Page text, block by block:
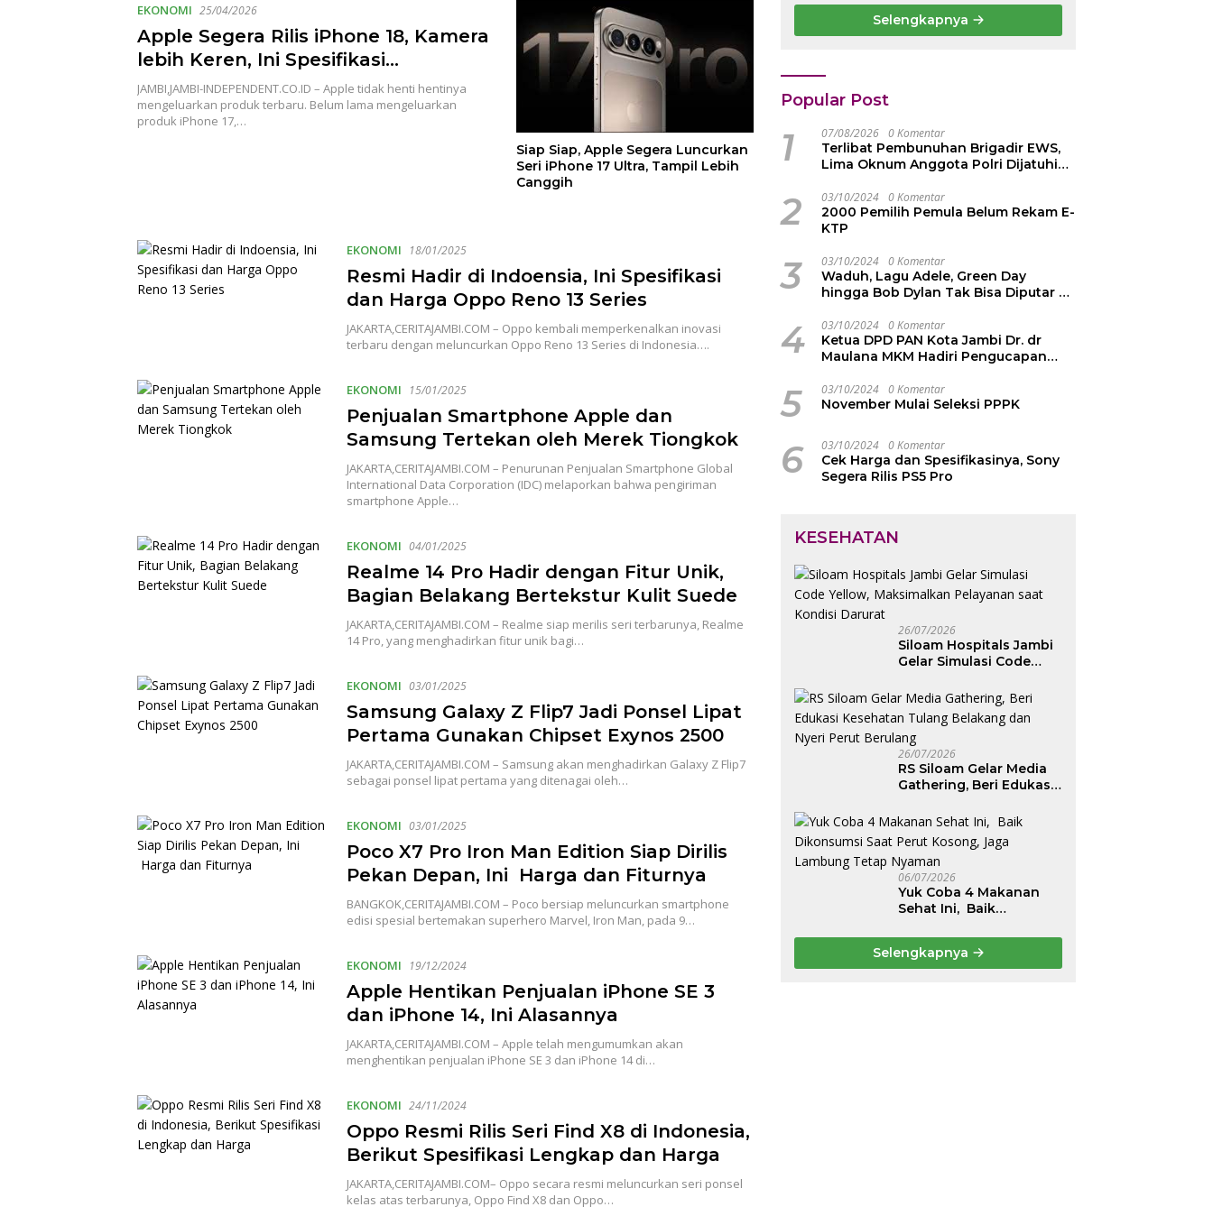
EKONOMI 25/04/2026
Apple Segera Rilis iPhone 18, Kamera
lebih Keren, Ini Spesifikasi
Lengkapnya
JAMBI,JAMBI-INDEPENDENT.CO.ID – Apple tidak henti hentinya
mengeluarkan produk terbaru. Belum lama mengeluarkan
produk iPhone 17,…
Siap Siap, Apple Segera Luncurkan
Seri iPhone 17 Ultra, Tampil Lebih
Canggih
EKONOMI 18/01/2025
Resmi Hadir di Indoensia, Ini Spesifikasi
dan Harga Oppo Reno 13 Series
JAKARTA,CERITAJAMBI.COM – Oppo kembali memperkenalkan inovasi
terbaru dengan meluncurkan Oppo Reno 13 Series di Indonesia….
EKONOMI 15/01/2025
Penjualan Smartphone Apple dan
Samsung Tertekan oleh Merek Tiongkok
JAKARTA,CERITAJAMBI.COM – Penurunan Penjualan Smartphone Global
International Data Corporation (IDC) melaporkan bahwa pengiriman
smartphone Apple…
EKONOMI 04/01/2025
Realme 14 Pro Hadir dengan Fitur Unik,
Bagian Belakang Bertekstur Kulit Suede
JAKARTA,CERITAJAMBI.COM – Realme siap merilis seri terbarunya, Realme
14 Pro, yang menghadirkan fitur unik bagi…
EKONOMI 03/01/2025
Samsung Galaxy Z Flip7 Jadi Ponsel Lipat
Pertama Gunakan Chipset Exynos 2500
JAKARTA,CERITAJAMBI.COM – Samsung akan menghadirkan Galaxy Z Flip7
sebagai ponsel lipat pertama yang ditenagai oleh…
EKONOMI 03/01/2025
Poco X7 Pro Iron Man Edition Siap Dirilis
Pekan Depan, Ini Harga dan Fiturnya
BANGKOK,CERITAJAMBI.COM – Poco bersiap meluncurkan smartphone
edisi spesial bertemakan superhero Marvel, Iron Man, pada 9…
EKONOMI 19/12/2024
Apple Hentikan Penjualan iPhone SE 3
dan iPhone 14, Ini Alasannya
JAKARTA,CERITAJAMBI.COM – Apple telah mengumumkan akan
menghentikan penjualan iPhone SE 3 dan iPhone 14 di…
EKONOMI 24/11/2024
Oppo Resmi Rilis Seri Find X8 di Indonesia,
Berikut Spesifikasi Lengkap dan Harga
JAKARTA,CERITAJAMBI.COM– Oppo secara resmi meluncurkan seri ponsel
kelas atas terbarunya, Oppo Find X8 dan Oppo…
BPJS
Ketenagakerjaan
Rp 42 Juta
Bintang
Semangat Rimba
Emas dari
Selengkapnya
Popular Post
1 07/08/2026 0 Komentar
Terlibat Pembunuhan Brigadir EWS,
Lima Oknum Anggota Polri Dijatuhi
2 03/10/2024 0 Komentar
2000 Pemilih Pemula Belum Rekam E-
KTP
3 03/10/2024 0 Komentar
Waduh, Lagu Adele, Green Day
hingga Bob Dylan Tak Bisa Diputar di
4 03/10/2024 0 Komentar
Ketua DPD PAN Kota Jambi Dr. dr
Maulana MKM Hadiri Pengucapan
Jambi
5 03/10/2024 0 Komentar
November Mulai Seleksi PPPK
6 03/10/2024 0 Komentar
Cek Harga dan Spesifikasinya, Sony
Segera Rilis PS5 Pro
KESEHATAN
26/07/2026
Siloam Hospitals Jambi
Gelar Simulasi Code
Pelayanan saat Kondisi
Darurat
26/07/2026
RS Siloam Gelar Media
Gathering, Beri Edukasi
Belakang dan Nyeri
Perut Berulang
06/07/2026
Yuk Coba 4 Makanan
Sehat Ini, Baik
Kosong, Jaga Lambung
Tetap Nyaman
Selengkapnya